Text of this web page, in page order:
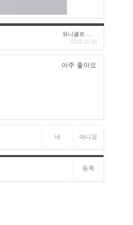
2022.11.16
아주 좋아요
네 아니요
등록